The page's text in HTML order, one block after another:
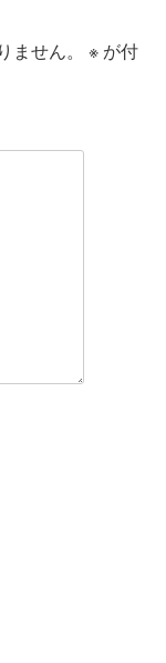
せん。 ※ が付